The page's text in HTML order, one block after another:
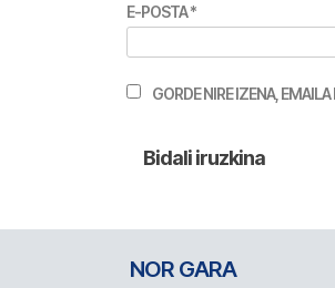
E-POSTA*
GORDE NIRE IZENA,
NOR GARA